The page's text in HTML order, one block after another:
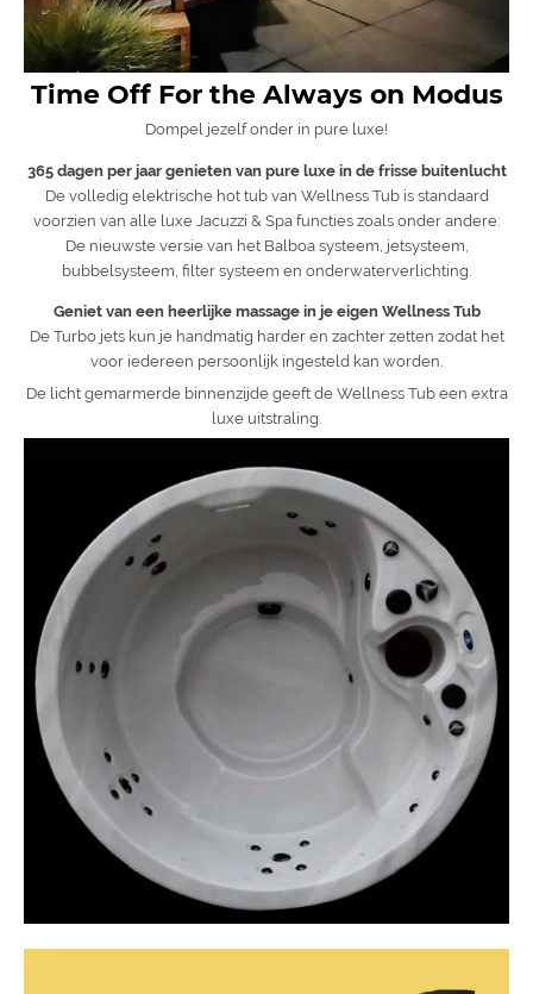
Time Off For the Always on Modus
Dompel jezelf onder in pure luxe!
365 dagen per jaar genieten van pure luxe in de frisse buitenlucht
De volledig elektrische hot tub van Wellness Tub is standaard
voorzien van alle luxe Jacuzzi & Spa functies zoals onder andere:
De nieuwste versie van het Balboa systeem, jetsysteem,
bubbelsysteem, filter systeem en onderwaterverlichting.
Geniet van een heerlijke massage in je eigen Wellness Tub
De Turbo jets kun je handmatig harder en zachter zetten zodat het
voor iedereen persoonlijk ingesteld kan worden.
De licht gemarmerde binnenzijde geeft de Wellness Tub een extra
luxe uitstraling.